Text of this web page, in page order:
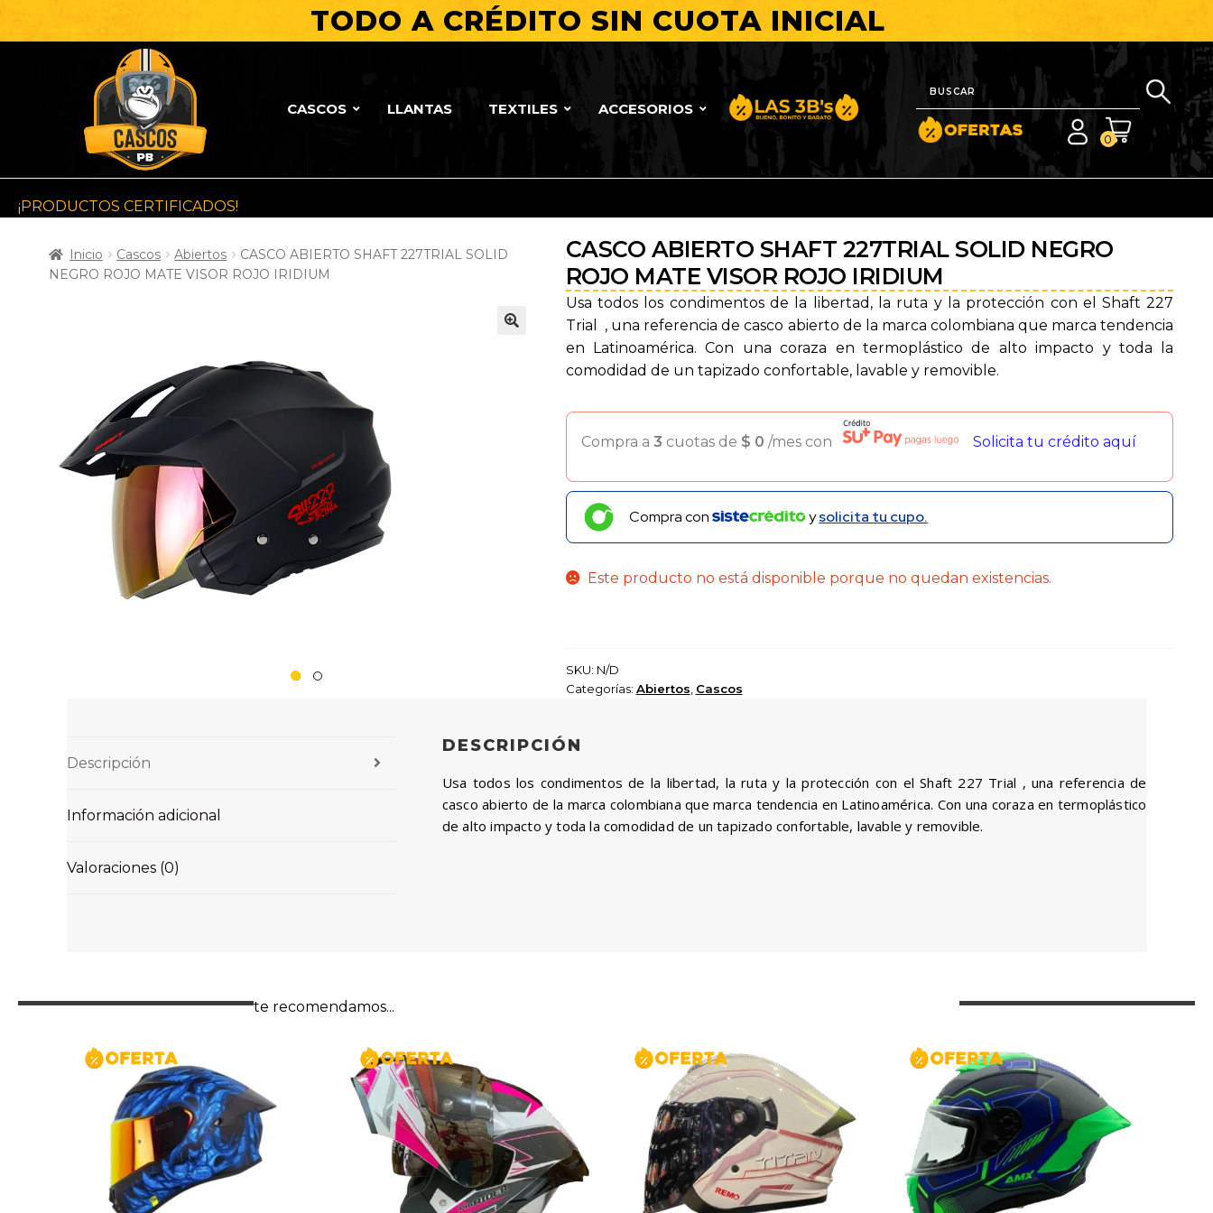
TODO A CRÉDITO SIN CUOTA INICIAL
CASCOS LLANTAS TEXTILES ACCESORIOS Bueno, Bonito y Barato
0
¡PRODUCTOS CERTIFICADOS!
Inicio Cascos Abiertos
CASCO ABIERTO SHAFT 227TRIAL SOLID
NEGRO ROJO MATE VISOR ROJO IRIDIUM
CASCO ABIERTO SHAFT 227TRIAL SOLID NEGRO
ROJO MATE VISOR ROJO IRIDIUM
Usa todos los condimentos de la libertad, la ruta y la protección con el Shaft 227
Trial , una referencia de casco abierto de la marca colombiana que marca tendencia
en Latinoamérica. Con una coraza en termoplástico de alto impacto y toda la
comodidad de un tapizado confortable, lavable y removible.
Compra a 3 cuotas de $ 0 /mes con Solicita tu crédito aquí
Compra con ysolicita tu cupo.
Este producto no está disponible porque no quedan existencias.
SKU: N/D
Categorías: Abiertos Cascos
Descripción
Información adicional
Valoraciones (0)
DESCRIPCIÓN
Usa todos los condimentos de la libertad, la ruta y la protección con el Shaft 227 Trial , una referencia de
casco abierto de la marca colombiana que marca tendencia en Latinoamérica. Con una coraza en termoplástico
de alto impacto y toda la comodidad de un tapizado confortable, lavable y removible.
te recomendamos...